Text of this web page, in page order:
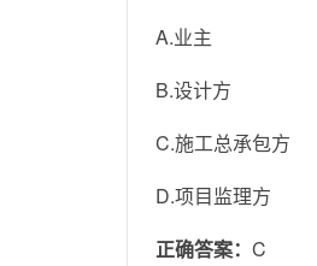
A.业主
B.设计方
C.施工总承包方
D.项目监理方
正确答案： C